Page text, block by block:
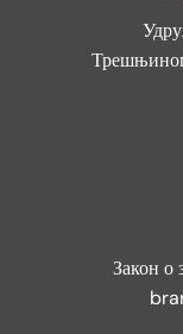
Трешњиног
Закон о